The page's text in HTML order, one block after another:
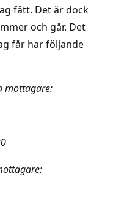
fått. Det är dock
och går. Det
får har följande
mottagare: